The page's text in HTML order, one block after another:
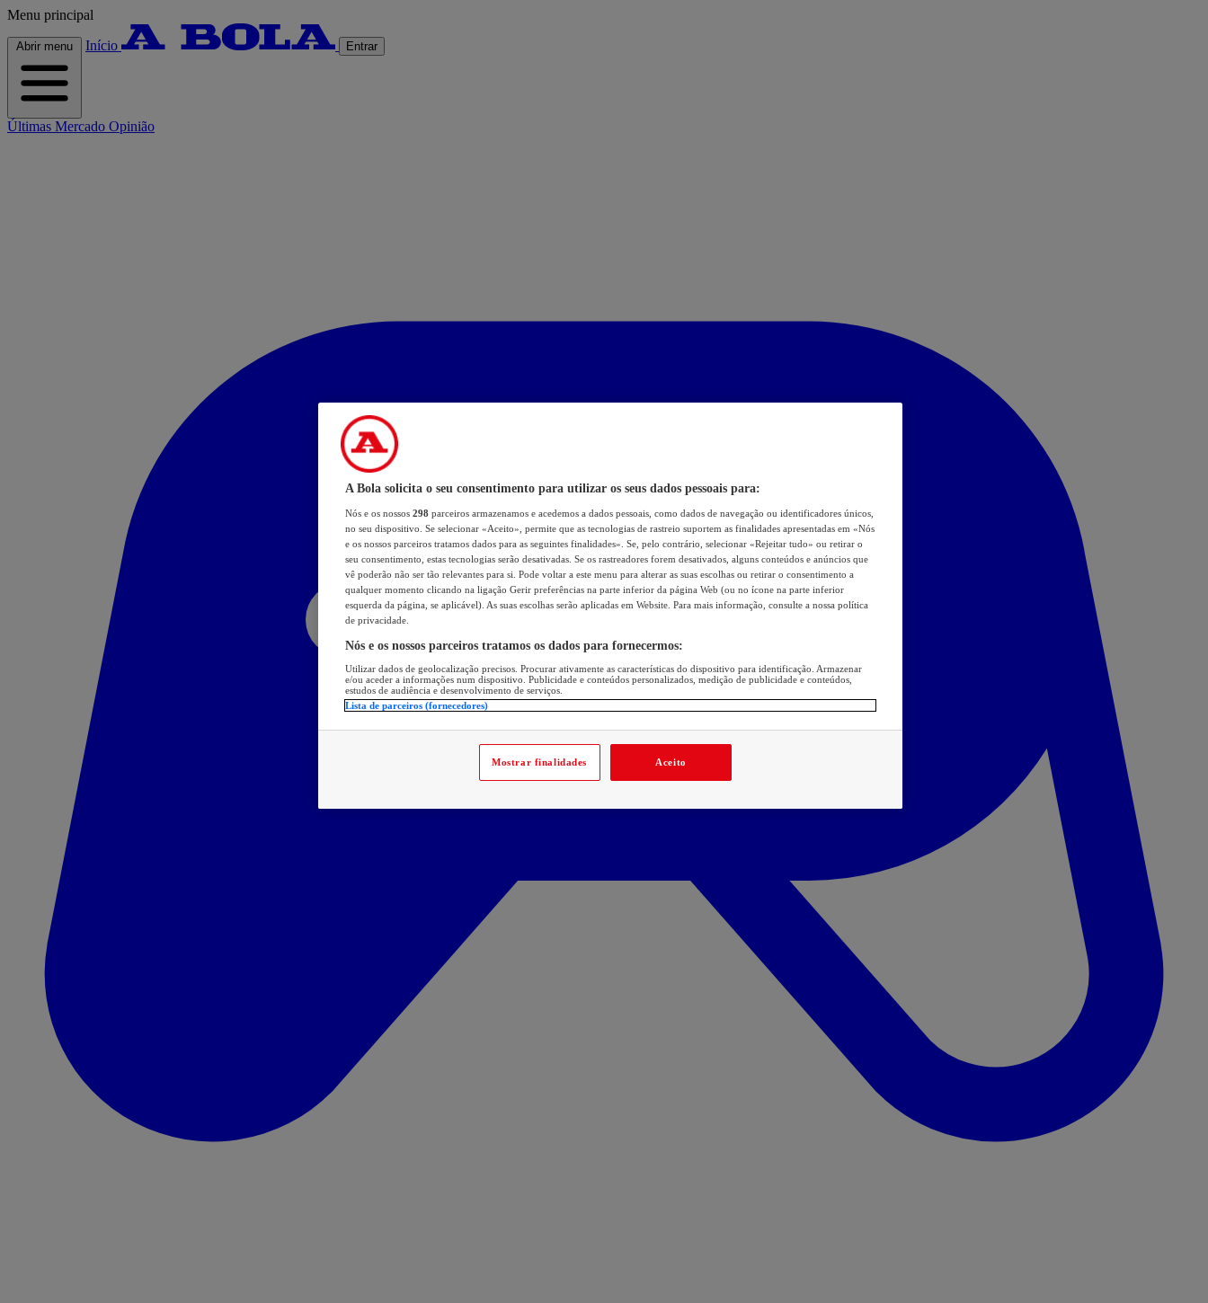
Menu principal
Abrir menu Início Entrar
Últimas Mercado Opinião
A Bola solicita o seu consentimento para utilizar os seus dados pessoais para:
Nós e os nossos 298 parceiros armazenamos e acedemos a dados pessoais, como dados de navegação ou identificadores únicos,
no seu dispositivo. Se selecionar «Aceito», permite que as tecnologias de rastreio suportem as finalidades apresentadas em «Nós
e os nossos parceiros tratamos dados para as seguintes finalidades». Se, pelo contrário, selecionar «Rejeitar tudo» ou retirar o
seu consentimento, estas tecnologias serão desativadas. Se os rastreadores forem desativados, alguns conteúdos e anúncios que
vê poderão não ser tão relevantes para si. Pode voltar a este menu para alterar as suas escolhas ou retirar o consentimento a
qualquer momento clicando na ligação Gerir preferências na parte inferior da página Web (ou no ícone na parte inferior
esquerda da página, se aplicável). As suas escolhas serão aplicadas em Website. Para mais informação, consulte a nossa política
de privacidade.
Nós e os nossos parceiros tratamos os dados para fornecermos:
Utilizar dados de geolocalização precisos. Procurar ativamente as características do dispositivo para identificação. Armazenar
e/ou aceder a informações num dispositivo. Publicidade e conteúdos personalizados, medição de publicidade e conteúdos,
estudos de audiência e desenvolvimento de serviços.
Lista de parceiros (fornecedores)
Mostrar finalidades Aceito